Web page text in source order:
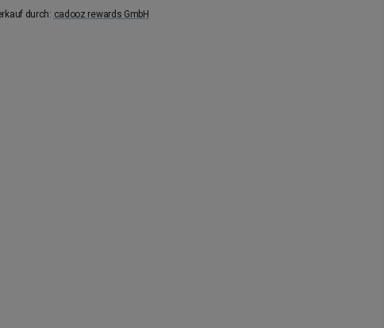
durch: cadooz rewards GmbH